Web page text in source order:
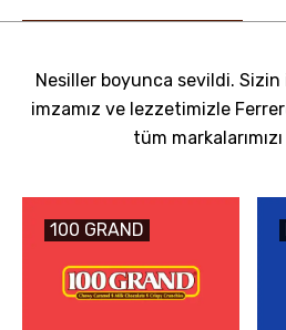
Nesiller boyunca sevildi.
imzamız ve lezzetimizle
tüm
100 GRAND